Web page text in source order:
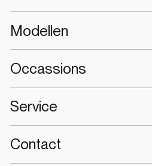
Modellen
Occassions
Service
Contact